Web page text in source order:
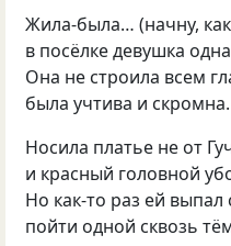
Жила-была… (начну,
в посёлке девушка
Она не строила всем
была учтива и скромна.
Носила платье не от
и красный головной
Но как-то раз ей выпал
пойти одной сквозь